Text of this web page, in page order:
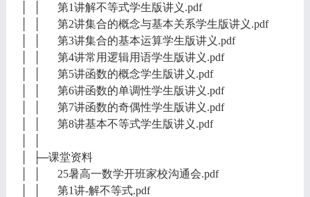
│ │ 第1讲解不等式学生版讲义.pdf
│ │ 第2讲集合的概念与基本关系学生版讲义.pdf
│ │ 第3讲集合的基本运算学生版讲义.pdf
│ │ 第4讲常用逻辑用语学生版讲义.pdf
│ │ 第5讲函数的概念学生版讲义.pdf
│ │ 第6讲函数的单调性学生版讲义.pdf
│ │ 第7讲函数的奇偶性学生版讲义.pdf
│ │ 第8讲基本不等式学生版讲义.pdf
│ ├─课堂资料
│ │ 25暑高一数学开班家校沟通会.pdf
│ │ 第1讲-解不等式.pdf